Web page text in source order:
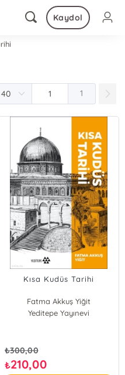
Kaydol
1
Kısa Kudüs Tarihi
Fatma Akkuş Yiğit
Yeditepe Yayınevi
₺300,00
₺210,00